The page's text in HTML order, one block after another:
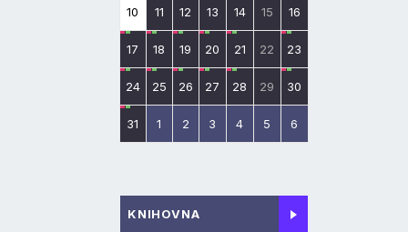
10 11 12 13 14 15 16
17 18 19 20 21 22 23
24 25 26 27 28 29 30
31 1 2 3 4 5 6
KNIHOVNA